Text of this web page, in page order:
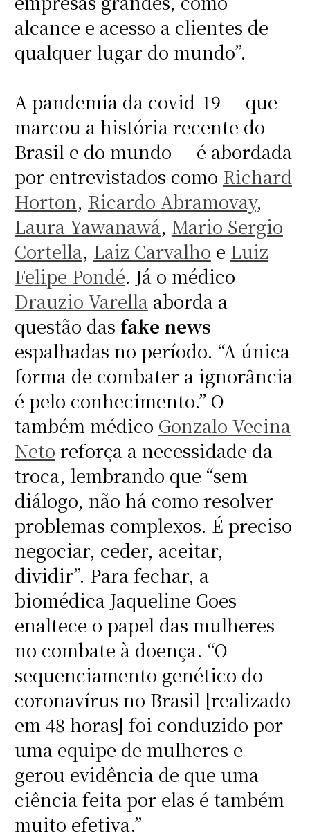
alcance e acesso a clientes de
qualquer lugar do mundo”.
A pandemia da covid-19 — que
marcou a história recente do
Brasil e do mundo — é abordada
por entrevistados como Richard
Horton, Ricardo Abramovay,
Laura Yawanawá, Mario Sergio
Cortella, Laiz Carvalho e Luiz
Felipe Pondé. Já o médico
Drauzio Varellaaborda a
questão das fake news
espalhadas no período. “A única
forma de combater a ignorância
é pelo conhecimento.” O
também médico Gonzalo Vecina
Neto reforça a necessidade da
troca, lembrando que “sem
diálogo, não há como resolver
problemas complexos. É preciso
negociar, ceder, aceitar,
dividir”. Para fechar, a
biomédica Jaqueline Goes
enaltece o papel das mulheres
no combate à doença. “O
sequenciamento genético do
coronavírus no Brasil [realizado
em 48 horas] foi conduzido por
uma equipe de mulheres e
gerou evidência de que uma
ciência feita por elas é também
muito efetiva.”